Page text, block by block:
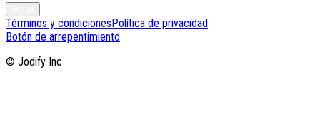
Términos y condicionesPolítica de privacidad
Botón de arrepentimiento
© Jodify Inc